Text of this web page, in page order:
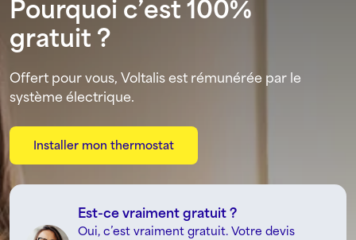
Pourquoi c’est 100%
gratuit ?
Offert pour vous, Voltalis est rémunérée par le
système électrique.
Installer mon thermostat
Est-ce vraiment gratuit ?
Oui, c’est vraiment gratuit. Votre devis